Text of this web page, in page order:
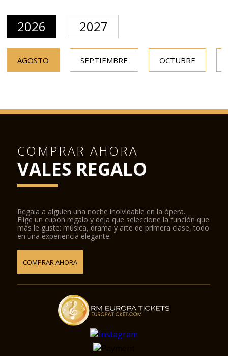
2026 2027
AGOSTO SEPTIEMBRE OCTUBRE
COMPRAR AHORA
VALES REGALO
Regala a alguien una noche inolvidable en la ópera.
Elige un cupón regalo y deja que seleccione la función que
más le guste: música, drama y arte de primera clase, todo
en una experiencia elegante.
COMPRAR AHORA